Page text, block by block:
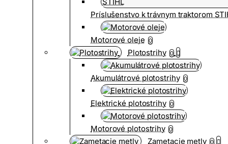
Príslušenstvo k trávnym traktorom
Motorové oleje 0
Plotostrihy 0
Akumulátrové plotostrihy 0
Elektrické plotostrihy 0
Motorové plotostrihy 0
Zametacie metly 0